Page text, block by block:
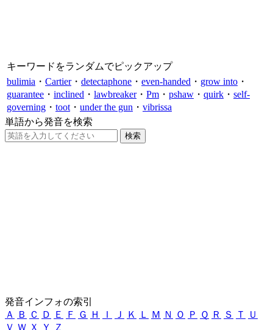
キーワードをランダムでピックアップ
bulimia ・ Cartier・ detectaphone ・ even-handed ・ grow into ・
guarantee ・ inclined ・ lawbreaker・ Pm ・ pshaw ・ quirk ・ self-
governing ・ toot ・ under the gun ・ vibrissa
単語から発音を検索
発音インフォの索引
Ａ
Ｂ Ｃ Ｄ Ｅ Ｆ Ｇ Ｈ Ｉ Ｊ Ｋ Ｌ Ｍ Ｎ Ｏ Ｐ Ｑ Ｒ Ｓ Ｔ
Ｕ
Ｖ Ｗ Ｘ Ｙ Ｚ